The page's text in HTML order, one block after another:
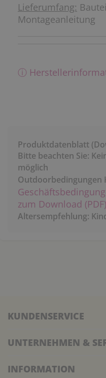
Lieferumfang:
Montageanleitung
ⓘ
Produktdatenblatt
Bitte beachten Sie:
möglich
Outdoorbedingungen
zum Download (PDF)
Altersempfehlung:
KUNDENSERVICE
UNTERNEHMEN &
INFORMATION